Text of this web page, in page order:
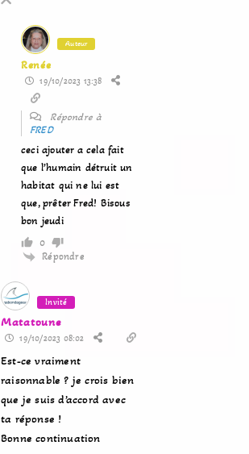
Auteur
Renée
19/10/2023 13:38
Répondre à
FRED
ceci ajouter a cela fait
que l’humain détruit un
habitat qui ne lui est
que, prêter Fred! Bisous
bon jeudi
0
Répondre
Invité
Matatoune
19/10/2023 08:02
Est-ce vraiment
raisonnable ? je crois bien
que je suis d’accord avec
ta réponse !
Bonne continuation